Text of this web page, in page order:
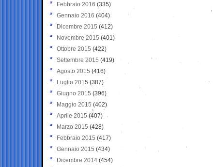
Febbraio 2016 (335)
Gennaio 2016 (404)
Dicembre 2015 (412)
Novembre 2015 (401)
Ottobre 2015 (422)
Settembre 2015 (419)
Agosto 2015 (416)
Luglio 2015 (387)
Giugno 2015 (396)
Maggio 2015 (402)
Aprile 2015 (407)
Marzo 2015 (428)
Febbraio 2015 (417)
Gennaio 2015 (434)
Dicembre 2014 (454)